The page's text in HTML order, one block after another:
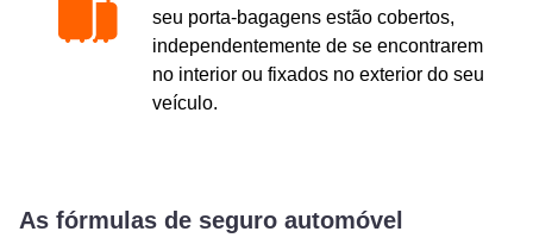
seu porta-bagagens estão cobertos,
independentemente de se encontrarem
no interior ou fixados no exterior do seu
veículo.
As fórmulas de seguro automóvel